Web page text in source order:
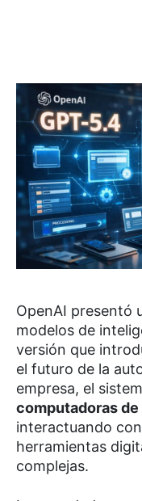
OpenAI presentó
modelos de
versión que
el futuro de la
empresa, el
computadoras
interactuando
herramientas
complejas.